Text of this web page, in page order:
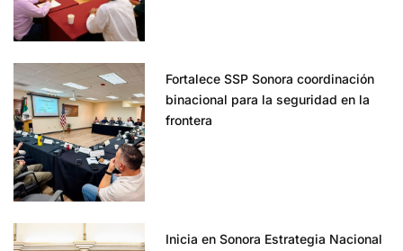
Fortalece SSP Sonora coordinación
binacional para la seguridad en la
frontera
Inicia en Sonora Estrategia Nacional